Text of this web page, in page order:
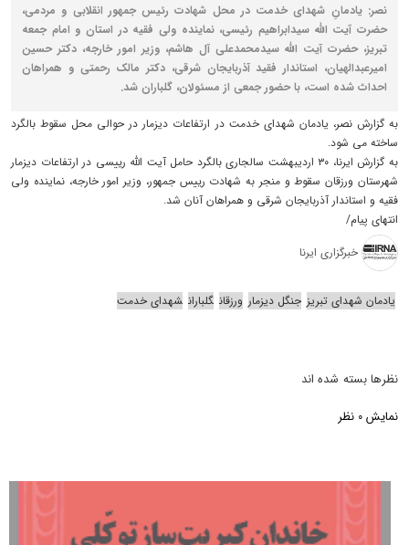
نصر: یادمانِ شهدای خدمت در محل شهادت رئیس جمهور انقلابی و مردمی،
حضرت آیت الله سیدابراهیم رئیسی، نماینده ولی فقیه در استان و امام جمعه
تبریز، حضرت آیت الله سیدمحمدعلی آل هاشم، وزیر امور خارجه، دکتر حسین
امیرعبدالهیان، استاندار فقید آذربایجان شرقی، دکتر مالک رحمتی و همراهان
احداث شده است، با حضور جمعی از مسئولان، گلباران شد.
به گزارش نصر، یادمان شهدای خدمت در ارتفاعات دیزمار در حوالی محل سقوط بالگرد
ساخته می شود.
به گزارش ایرنا، ۳۰ اردیبهشت سالجاری بالگرد حامل آیت الله رییسی در ارتفاعات دیزمار
شهرستان ورزقان سقوط و منجر به شهادت رییس جمهور، وزیر امور خارجه، نماینده ولی
فقیه و استاندار آذربایجان شرقی و همراهان آنان شد.
انتهای پیام/
خبرگزاری ایرنا
یادمان شهدای تبریز جنگل دیزمار ورزقان گلباران شهدای خدمت
نظرها بسته شده اند
نمایش 0 نظر